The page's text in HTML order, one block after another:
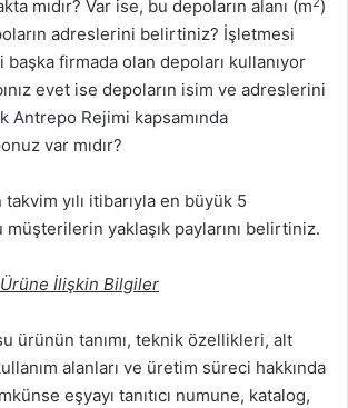
mıdır? Var ise, bu depoların alanı (m )
adreslerini belirtiniz? İşletmesi
firmada olan depoları kullanıyor
evet ise depoların isim ve adreslerini
Antrepo Rejimi kapsamında
var mıdır?
takvim yılı itibarıyla en büyük 5
yaklaşık paylarını belirtiniz.
İlişkin Bilgiler
ürünün tanımı, teknik özellikleri, alt
alanları ve üretim süreci hakkında
eşyayı tanıtıcı numune, katalog,